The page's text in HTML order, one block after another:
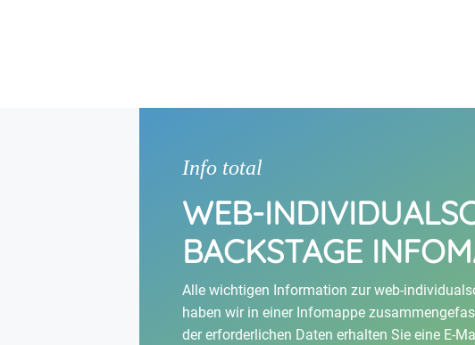
Info total
WEB-
BACKSTAGE
Alle wichtigen Information zur web-
haben wir in einer Infomappe
der erforderlichen Daten erhalten Sie eine E-